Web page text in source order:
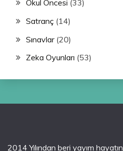
Okul Öncesi (33)
Satranç (14)
Sınavlar(20)
Zeka Oyunları (53)
2014 Yılından beri yayım